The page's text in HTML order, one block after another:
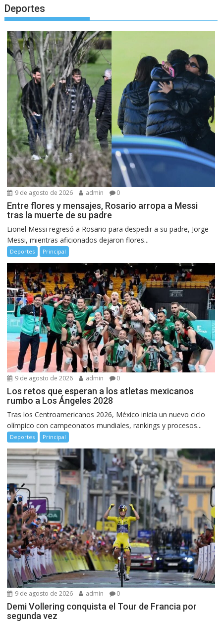
Deportes
9 de agosto de 2026 admin 0
Entre flores y mensajes, Rosario arropa a Messi
tras la muerte de su padre
Lionel Messi regresó a Rosario para despedir a su padre, Jorge
Messi, mientras aficionados dejaron flores...
Deportes Principal
9 de agosto de 2026 admin 0
Los retos que esperan a los atletas mexicanos
rumbo a Los Ángeles 2028
Tras los Centroamericanos 2026, México inicia un nuevo ciclo
olímpico con campeonatos mundiales, rankings y procesos...
Deportes Principal
9 de agosto de 2026 admin 0
Demi Vollering conquista el Tour de Francia por
segunda vez